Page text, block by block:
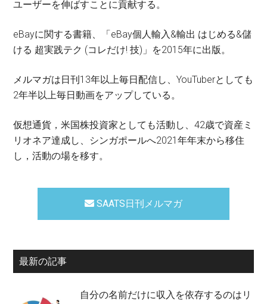
ユーザーを伸ばすことに貢献する。
eBayに関する書籍、「eBay個人輸入&輸出 はじめる&儲
ける 超実践テク (コレだけ! 技)」を2015年に出版。
メルマガは日刊13年以上毎日配信し、YouTuberとしても
2年半以上毎日動画をアップしている。
仮想通貨，米国株投資家としても活動し、42歳で資産ミ
リオネア達成し、シンガポールへ2021年年末から移住
し，活動の場を移す。
SAATS日刊メルマガ
最新の記事
自分の名前だけに収入を依存するのはリ